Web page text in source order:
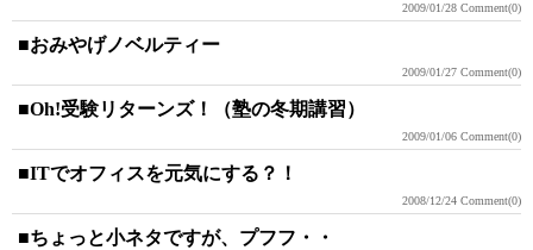
2009/01/28 Comment(0)
■おみやげノベルティー
2009/01/27 Comment(0)
■Oh!受験リターンズ！（塾の冬期講習）
2009/01/06 Comment(0)
■ITでオフィスを元気にする？！
2008/12/24 Comment(0)
■ちょっと小ネタですが、プフフ・・